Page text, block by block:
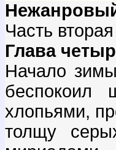
Часть
Глава
Начало
хлопьями,
толщу